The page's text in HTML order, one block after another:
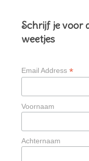
Schrijf je voor
weetjes
Email Address *
Voornaam
Achternaam